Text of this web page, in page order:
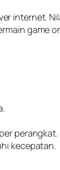
internet.
game
perangkat.
kecepatan.